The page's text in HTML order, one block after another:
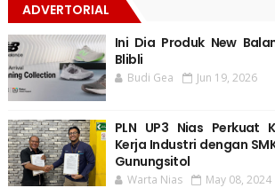
ADVERTORIAL
Ini Dia Produk New
Blibli
Budi Gea Jun 19, 2026
PLN UP3 Nias Perkuat
Kerja Industri dengan
Gunungsitol
Warta Nias May 08, 2024